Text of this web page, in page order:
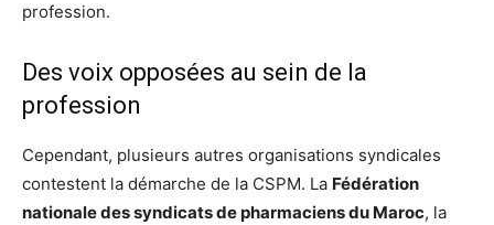
profession.
Des voix opposées au sein de la
profession
Cependant, plusieurs autres organisations syndicales
contestent la démarche de la CSPM. La Fédération
nationale des syndicats de pharmaciens du Maroc, la